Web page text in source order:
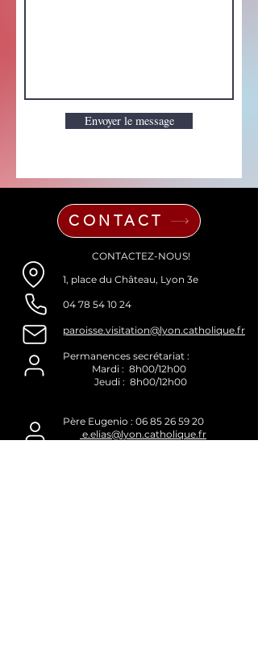
Envoyer le message
CONTACT
CONTACTEZ-NOUS!
1, place du Château, Lyon 3e
04 78 54 10 24
paroisse.visitation@lyon.catholique.fr
Permanences secrétariat :
Mardi : 8h00/12h00
Jeudi : 8h00/12h00
Père Eugenio : 06 85 26 59 20
e.elias@lyon.catholique.fr